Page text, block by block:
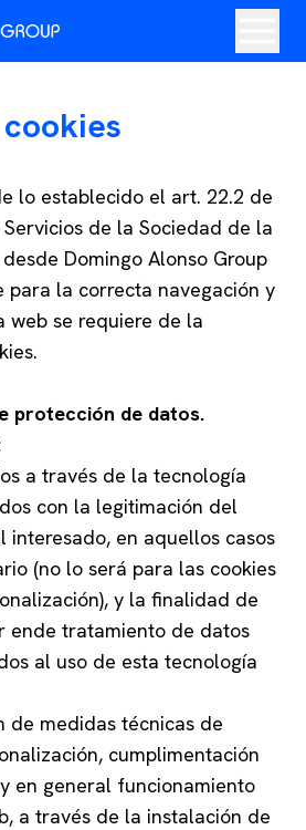
lo establecido el art. 22.2 de
de la Sociedad de la
desde Domingo Alonso Group
para la correcta navegación y
web se requiere de la
protección de datos.
a través de la tecnología
con la legitimación del
interesado, en aquellos casos
(no lo será para las cookies
y la finalidad de
ende tratamiento de datos
al uso de esta tecnología
de medidas técnicas de
cumplimentación
en general funcionamiento
a través de la instalación de